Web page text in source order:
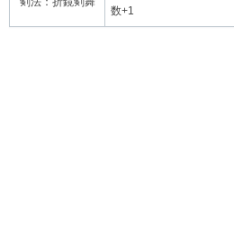
数+1